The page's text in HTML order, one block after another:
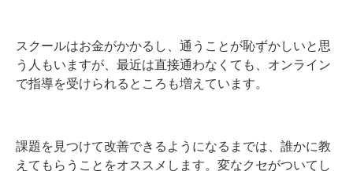
スクールはお金がかかるし、通うことが恥ずかしいと思
う人もいますが、最近は直接通わなくても、オンライン
で指導を受けられるところも増えています。
課題を見つけて改善できるようになるまでは、誰かに教
えてもらうことをオススメします。変なクセがついてし